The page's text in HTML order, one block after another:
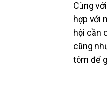
Cùng
hợp với
hội cần
cũng
tôm để